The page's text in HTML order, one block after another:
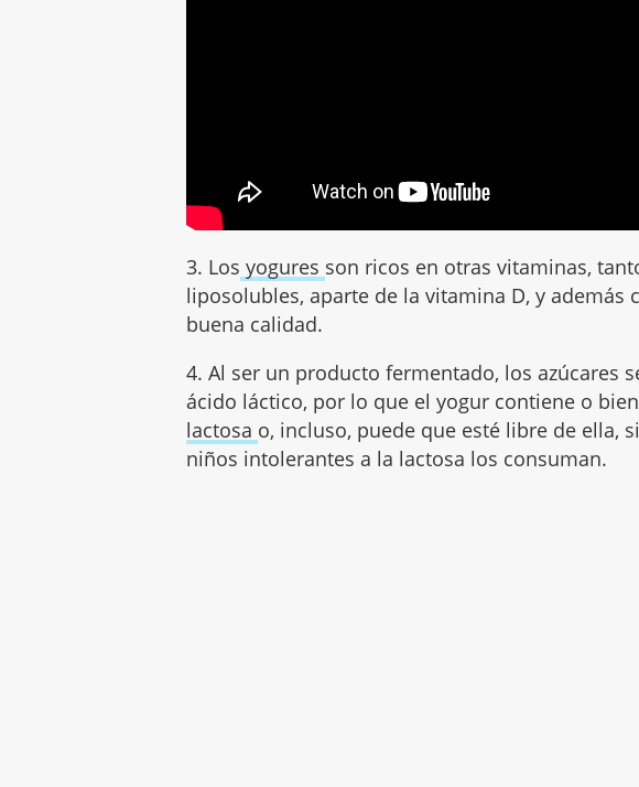
3. Los yogures son ricos en otras vitaminas,
liposolubles, aparte de la vitamina D, y además
buena calidad.
4. Al ser un producto fermentado, los azúcares
ácido láctico, por lo que el yogur contiene o bien
lactosa o, incluso, puede que esté libre de ella,
niños intolerantes a la lactosa los consuman.